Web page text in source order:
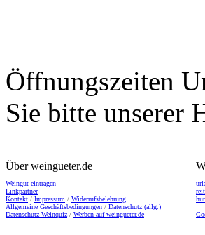
Öffnungszeiten
Sie bitte unserer
Über weingueter.de
Weingut eintragen
Linkpartner
Kontakt / Impressum / Widerrufsbelehrung
Allgemeine Geschäftsbedingungen / Datenschutz (allg.)
Datenschutz Weinquiz / Werben auf weingueter.de